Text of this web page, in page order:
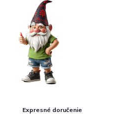
Expresné doručenie